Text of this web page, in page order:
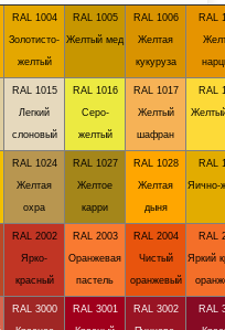
RAL 1004
Золотисто-
желтый
RAL 1005
Желтый мед
RAL 1006
Желтая
кукуруза
RAL
RAL 1015
Легкий
слоновый
RAL 1016
Серо-
желтый
RAL 1017
Желтый
шафран
RAL
RAL 1024
Желтая
охра
RAL 1027
Желтое
карри
RAL 1028
Желтая
дыня
RAL
Яично-
RAL 2002
Ярко-
красный
RAL 2003
Оранжевая
пастель
RAL 2004
Чистый
оранжевый
RAL
Яркий
RAL 3000
RAL 3001
RAL 3002
RAL